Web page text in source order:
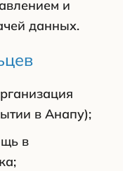
и
данных.
в Анапу);
в